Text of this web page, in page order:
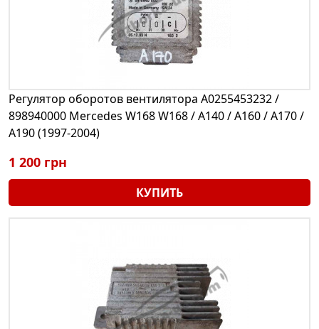
Регулятор оборотов вентилятора A0255453232 /
898940000 Mercedes W168 W168 / A140 / A160 / A170 /
A190 (1997-2004)
1 200 грн
КУПИТЬ